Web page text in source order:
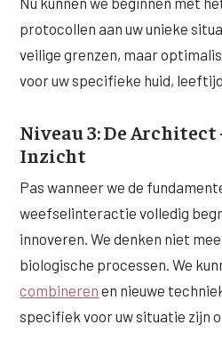
protocollen aan uw unieke
veilige grenzen, maar
voor uw specifieke huid, leeftijd
Niveau 3: De
Inzicht
Pas wanneer we de
weefselinteractie volledig
innoveren. We denken niet
biologische processen. We
combineren en nieuwe
specifiek voor uw situatie zijn